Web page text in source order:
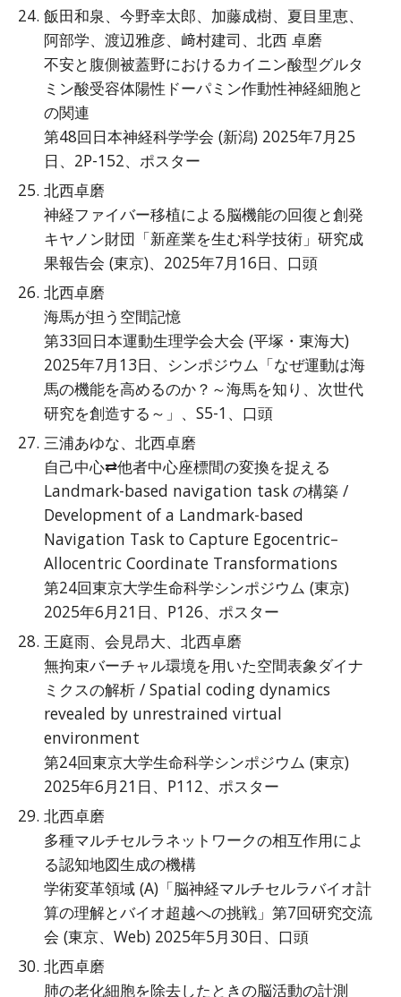
飯田和泉、今野幸太郎、加藤成樹、夏目里恵、
阿部学、渡辺雅彦、﨑村建司、北西 卓磨
不安と腹側被蓋野におけるカイニン酸型グルタ
ミン酸受容体陽性ドーパミン作動性神経細胞と
の関連
第48回日本神経科学学会 (新潟) 2025年7月25
日、2P-152、ポスター
北西卓磨
神経ファイバー移植による脳機能の回復と創発
キヤノン財団「新産業を生む科学技術」研究成
果報告会 (東京)、2025年7月16日、口頭
北西卓磨
海馬が担う空間記憶
第33回日本運動生理学会大会 (平塚・東海大)
2025年7月13日、シンポジウム「なぜ運動は海
馬の機能を高めるのか？～海馬を知り、次世代
研究を創造する～」、S5-1、口頭
三浦あゆな、北西卓磨
自己中心⇄他者中心座標間の変換を捉える
Landmark-based navigation task の構築 /
Development of a Landmark-based
Navigation Task to Capture Egocentric–
Allocentric Coordinate Transformations
第24回東京大学生命科学シンポジウム (東京)
2025年6月21日、P126、ポスター
王庭雨、会見昂大、北西卓磨
無拘束バーチャル環境を用いた空間表象ダイナ
ミクスの解析 / Spatial coding dynamics
revealed by unrestrained virtual
environment
第24回東京大学生命科学シンポジウム (東京)
2025年6月21日、P112、ポスター
北西卓磨
多種マルチセルラネットワークの相互作用によ
る認知地図生成の機構
学術変革領域 (A)「脳神経マルチセルラバイオ計
算の理解とバイオ超越への挑戦」第7回研究交流
会 (東京、Web) 2025年5月30日、口頭
北西卓磨
肺の老化細胞を除去したときの脳活動の計測